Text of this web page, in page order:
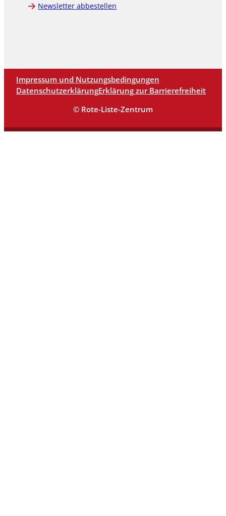
Newsletter abbestellen
Impressum und Nutzungsbedingungen
DatenschutzerklärungErklärung zur Barrierefreiheit
© Rote-Liste-Zentrum